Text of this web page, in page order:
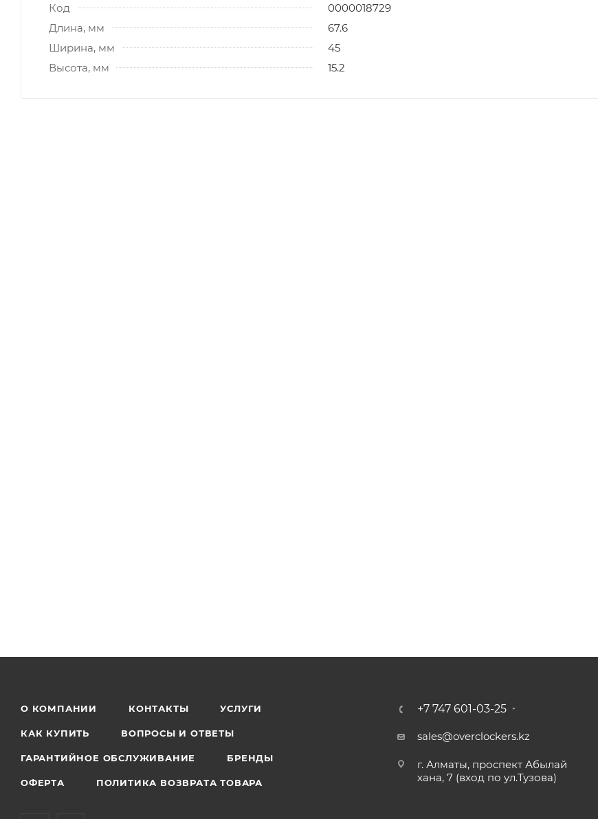
Код
0000018729
Длина, мм
67.6
Ширина, мм
45
Высота, мм
15.2
О КОМПАНИИ КОНТАКТЫ УСЛУГИ
КАК КУПИТЬ ВОПРОСЫ И ОТВЕТЫ
ГАРАНТИЙНОЕ ОБСЛУЖИВАНИЕ БРЕНДЫ
ОФЕРТА ПОЛИТИКА ВОЗВРАТА ТОВАРА
+7 747 601-03-25
sales@overclockers.kz
г. Алматы, проспект Абылай
хана, 7 (вход по ул.Тузова)